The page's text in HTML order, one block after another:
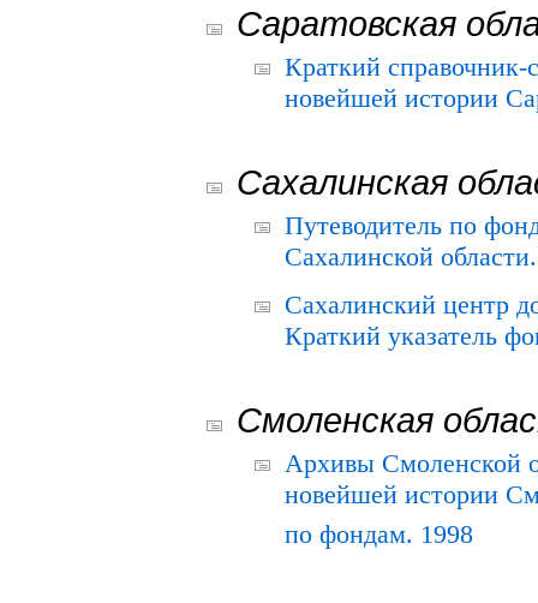
Саратовская
Краткий
новейшей истории
Сахалинская
Путеводитель по
Сахалинской
Сахалинский центр
Краткий указатель
Смоленская
Архивы Смоленской
новейшей истории
по фондам. 1998